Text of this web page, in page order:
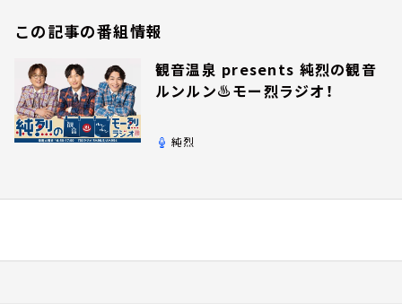
この記事の番組情報
観音温泉 presents 純烈の観音
ルンルン♨モー烈ラジオ！
純烈